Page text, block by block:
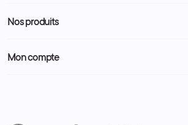
Demande de devis
Nous contacter
Programme Fidélité
Administration
Nos produits
Police Municipale | ASVP
Mon compte